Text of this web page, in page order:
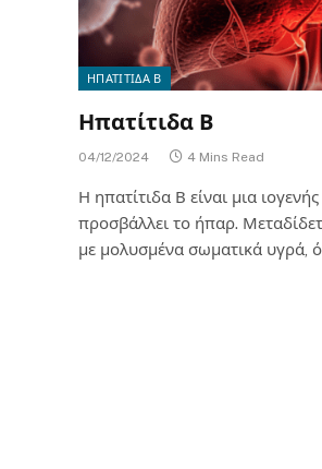
ΗΠΑΤΙΤΙΔΑ Β
Ηπατίτιδα Β
04/12/2024 4 Mins Read
Η ηπατίτιδα Β είναι μια
προσβάλλει το ήπαρ.
με μολυσμένα σωματικά υγρά,